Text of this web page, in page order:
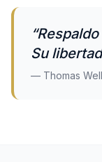
Su
— Thomas